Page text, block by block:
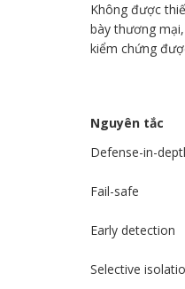
Không được
bày thương
kiểm chứng
Nguyên tắc
Defense-in-
Fail-safe
Early detection
Selective